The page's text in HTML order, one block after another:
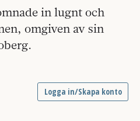
in lugnt och
omgiven av sin